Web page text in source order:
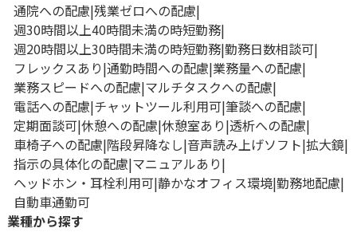
通院への配慮 残業ゼロへの配慮
週30時間以上40時間未満の時短勤務
週20時間以上30時間未満の時短勤務 勤務日数相談可
フレックスあり 通勤時間への配慮 業務量への配慮
業務スピードへの配慮 マルチタスクへの配慮
電話への配慮 チャットツール利用可 筆談への配慮
定期面談可 休憩への配慮 休憩室あり 透析への配慮
車椅子への配慮 階段昇降なし 音声読み上げソフト 拡大鏡
指示の具体化の配慮 マニュアルあり
ヘッドホン・耳栓利用可 静かなオフィス環境 勤務地配慮
自動車通勤可
業種から探す